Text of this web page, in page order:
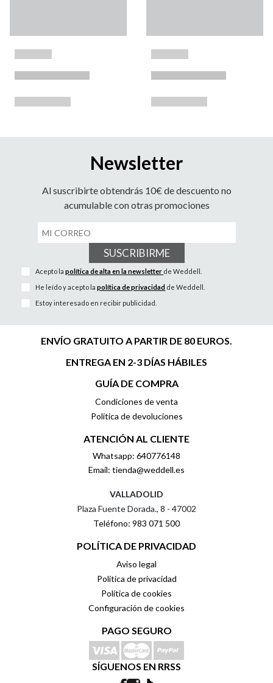
Newsletter
Al suscribirte obtendrás 10€ de descuento no
acumulable con otras promociones
SUSCRIBIRME
Acepto lapolítica de alta en la newsletter de Weddell.
He leído y acepto lapolítica de privacidad de Weddell.
Estoy interesado en recibir publicidad.
ENVÍO GRATUITO A PARTIR DE 80 EUROS.
ENTREGA EN 2-3 DÍAS HÁBILES
GUÍA DE COMPRA
Condiciones de venta
Política de devoluciones
ATENCIÓN AL CLIENTE
Whatsapp: 640776148
Email: tienda@weddell.es
VALLADOLID
Plaza Fuente Dorada., 8 - 47002
Teléfono: 983 071 500
POLÍTICA DE PRIVACIDAD
Aviso legal
Política de privacidad
Política de cookies
Configuración de cookies
PAGO SEGURO
SÍGUENOS EN RRSS